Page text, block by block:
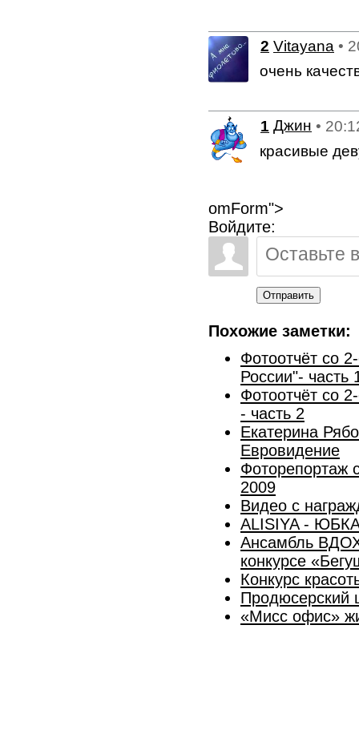
2 Vitayana •
очень
1 Джин •
красивые
omForm">
Войдите:
Отправить
Похожие заметки:
Фотоотчёт со
России"- часть
Фотоотчёт со
- часть 2
Екатерина
Евровидение
Фоторепортаж
2009
Видео с
ALISIYA -
Ансамбль
конкурсе
Конкурс
Продюсерский
«Мисс офис»